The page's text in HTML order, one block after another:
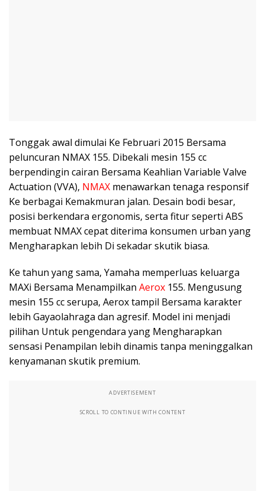
Tonggak awal dimulai Ke Februari 2015 Bersama
peluncuran NMAX 155. Dibekali mesin 155 cc
berpendingin cairan Bersama Keahlian Variable Valve
Actuation (VVA), NMAX menawarkan tenaga responsif
Ke berbagai Kemakmuran jalan. Desain bodi besar,
posisi berkendara ergonomis, serta fitur seperti ABS
membuat NMAX cepat diterima konsumen urban yang
Mengharapkan lebih Di sekadar skutik biasa.
Ke tahun yang sama, Yamaha memperluas keluarga
MAXi Bersama Menampilkan Aerox 155. Mengusung
mesin 155 cc serupa, Aerox tampil Bersama karakter
lebih Gayaolahraga dan agresif. Model ini menjadi
pilihan Untuk pengendara yang Mengharapkan
sensasi Penampilan lebih dinamis tanpa meninggalkan
kenyamanan skutik premium.
ADVERTISEMENT
SCROLL TO CONTINUE WITH CONTENT